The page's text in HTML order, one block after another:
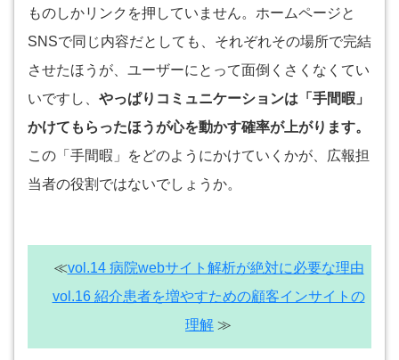
ものしかリンクを押していません。ホームページと
SNSで同じ内容だとしても、それぞれその場所で完結
させたほうが、ユーザーにとって面倒くさくなくてい
いですし、 やっぱりコミュニケーションは「手間暇」
かけてもらったほうが心を動かす確率が上がります。
この「手間暇」をどのようにかけていくかが、広報担
当者の役割ではないでしょうか。
≪vol.14 病院webサイト解析が絶対に必要な理由
vol.16 紹介患者を増やすための顧客インサイトの
理解 ≫